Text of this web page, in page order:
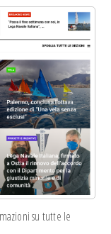
su tutte le